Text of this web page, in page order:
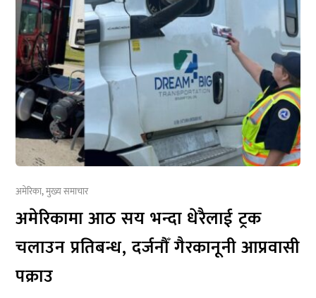
अमेरिका,मुख्य समाचार
अमेरिकामा आठ सय भन्दा धेरैलाई ट्रक
चलाउन प्रतिबन्ध, दर्जनौँ गैरकानूनी आप्रवासी
पक्राउ